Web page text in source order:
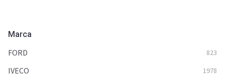
Marca
FORD 823
IVECO 1978